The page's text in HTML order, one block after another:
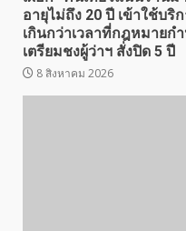
อายุไม่ถึง 20 ปี เข้าใช้บริ
เกินกว่าเวลาที่กฎหมายก
เตรียมชงผู้ว่าฯ สั่งปิด 5 ปี
8 สิงหาคม 2026